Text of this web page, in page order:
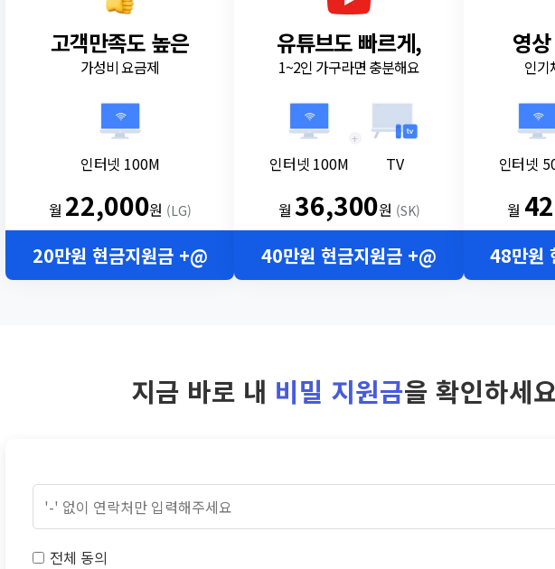
고객만족도 높은
가성비 요금제
인터넷 100M
월 22,000원 (LG)
20만원 현금지원금 +@
유튜브도 빠르게,
1~2인 가구라면 충분해요
인터넷 100M
+
TV
월36,300원 (SK)
40만원 현금지원금 +@
영
인기
인터넷
월
48만원
지금 바로 내 비밀 지원금을 확인하세
전체 동의